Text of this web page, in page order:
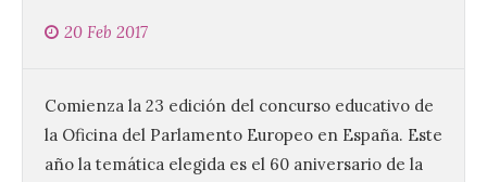
20 Feb 2017
Comienza la 23 edición del concurso educativo de
la Oficina del Parlamento Europeo en España. Este
año la temática elegida es el 60 aniversario de la